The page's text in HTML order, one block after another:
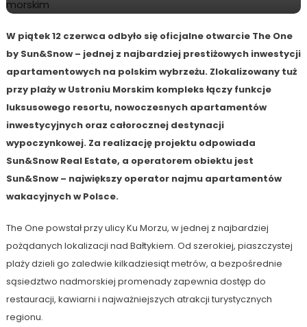
W piątek 12 czerwca odbyło się oficjalne otwarcie The One
by Sun&Snow – jednej z najbardziej prestiżowych inwestycji
apartamentowych na polskim wybrzeżu. Zlokalizowany tuż
przy plaży w Ustroniu Morskim kompleks łączy funkcje
luksusowego resortu, nowoczesnych apartamentów
inwestycyjnych oraz całorocznej destynacji
wypoczynkowej. Za realizację projektu odpowiada
Sun&Snow Real Estate, a operatorem obiektu jest
Sun&Snow – największy operator najmu apartamentów
wakacyjnych w Polsce.
The One powstał przy ulicy Ku Morzu, w jednej z najbardziej
pożądanych lokalizacji nad Bałtykiem. Od szerokiej, piaszczystej
plaży dzieli go zaledwie kilkadziesiąt metrów, a bezpośrednie
sąsiedztwo nadmorskiej promenady zapewnia dostęp do
restauracji, kawiarni i najważniejszych atrakcji turystycznych
regionu.